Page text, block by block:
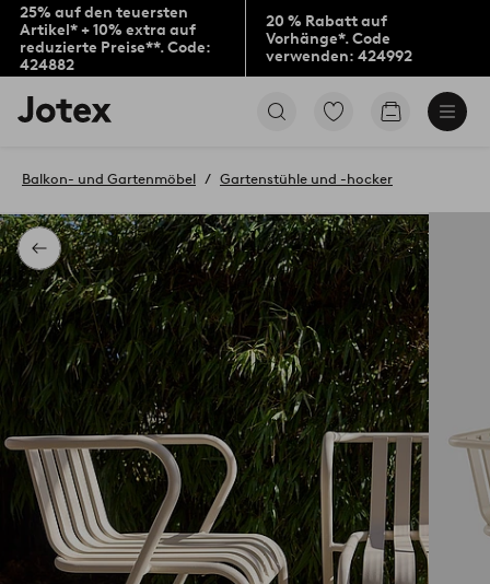
25% auf den teuersten
Artikel* + 10% extra auf
reduzierte Preise**. Code:
424882
20 % Rabatt auf
Vorhänge*. Code
verwenden: 424992
Jotex-
Logo
Startseite
Zu
Favoriten
Produkten
gehen
Zum
Zurück
Balkon- und Gartenmöbel Gartenstühle und -hocker